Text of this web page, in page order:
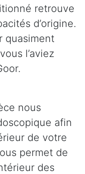
retrouve
d’origine.
quasiment
l’aviez
nous
afin
de votre
permet de
des